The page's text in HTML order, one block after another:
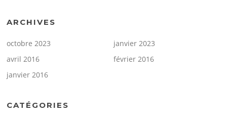
ARCHIVES
octobre 2023
janvier 2023
avril 2016
février 2016
janvier 2016
CATÉGORIES